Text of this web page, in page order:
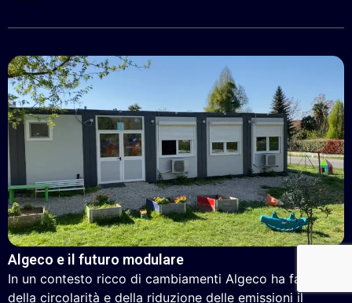
Algeco e il futuro modulare
In un contesto ricco di cambiamenti Algeco ha fatto
della circolarità e della riduzione delle emissioni il